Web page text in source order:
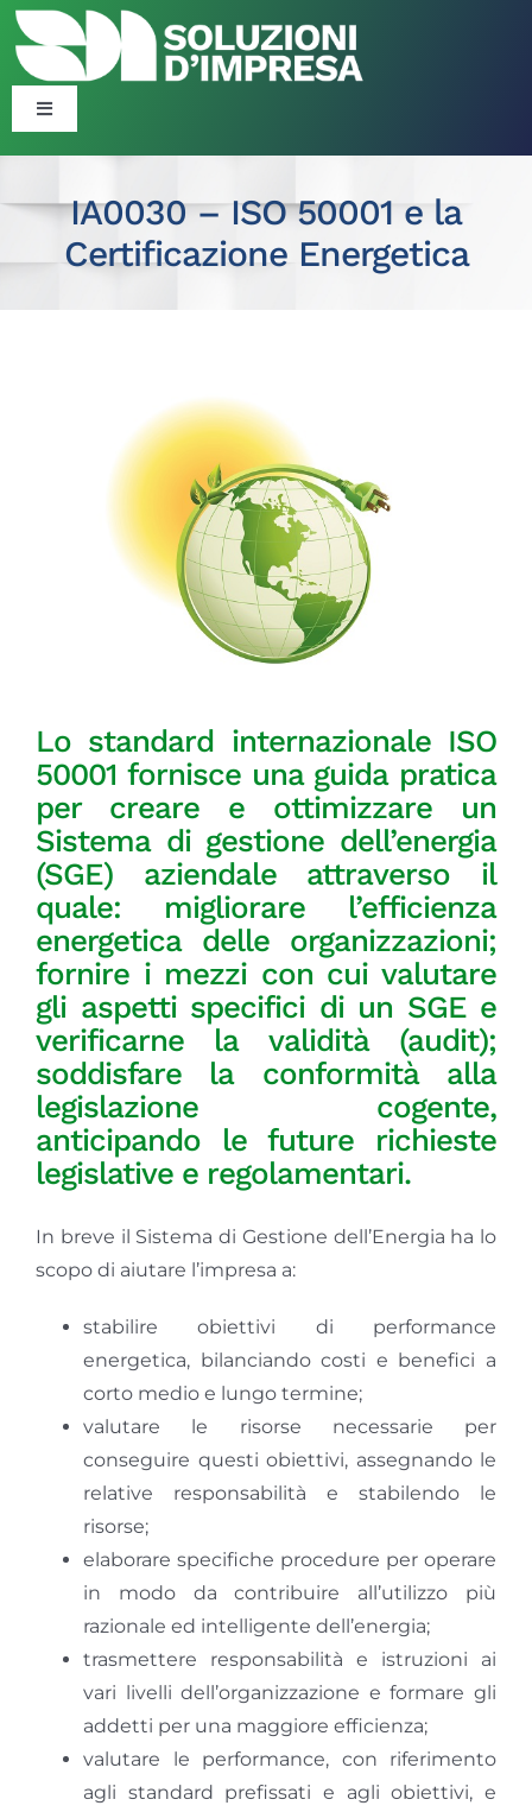
Salta
contenuto
Toggle
Corsi
Consulenza Organizzativa ​​
IA0030 – ISO 50001 e la
Certificazione Energetica
Lo standard internazionale ISO
50001 fornisce una guida pratica
per creare e ottimizzare un
Sistema di gestione dell’energia
(SGE) aziendale attraverso il
quale: migliorare l’efficienza
energetica delle organizzazioni;
fornire i mezzi con cui valutare
gli aspetti specifici di un SGE e
verificarne la validità (audit);
soddisfare la conformità alla
legislazione cogente,
anticipando le future richieste
legislative e regolamentari.
In breve il Sistema di Gestione dell’Energia ha lo
scopo di aiutare l’impresa a:
stabilire obiettivi di performance
energetica, bilanciando costi e benefici a
corto medio e lungo termine;
valutare le risorse necessarie per
conseguire questi obiettivi, assegnando le
relative responsabilità e stabilendo le
risorse;
elaborare specifiche procedure per operare
in modo da contribuire all’utilizzo più
razionale ed intelligente dell’energia;
trasmettere responsabilità e istruzioni ai
vari livelli dell’organizzazione e formare gli
addetti per una maggiore efficienza;
valutare le performance, con riferimento
agli standard prefissati e agli obiettivi, e